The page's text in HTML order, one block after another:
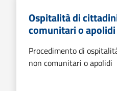
Ospitalità di
comunitari o apolidi
Procedimento di
non comunitari o apolidi